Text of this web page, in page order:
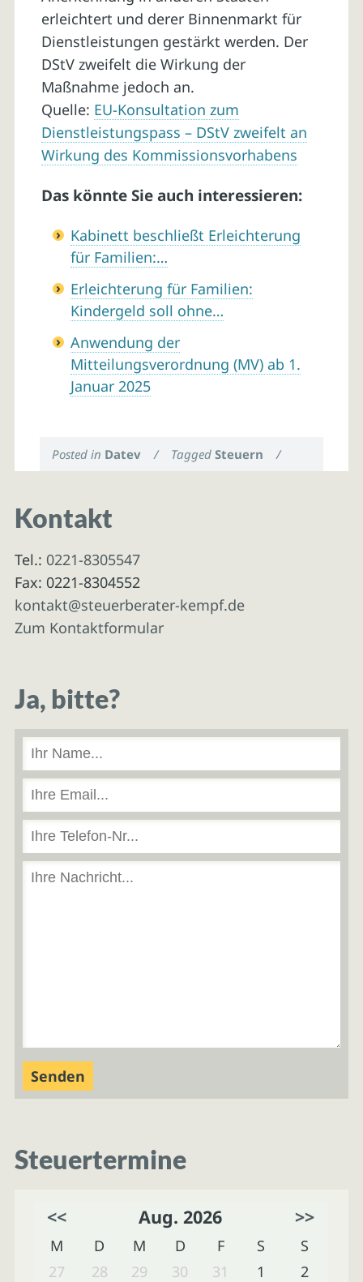
erleichtert und derer Binnenmarkt für
Dienstleistungen gestärkt werden. Der
DStV zweifelt die Wirkung der
Maßnahme jedoch an.
Quelle: EU-Konsultation zum
Dienstleistungspass – DStV zweifelt an
Wirkung des Kommissionsvorhabens
Das könnte Sie auch interessieren:
Kabinett beschließt Erleichterung
für Familien:…
Erleichterung für Familien:
Kindergeld soll ohne…
Anwendung der
Mitteilungsverordnung (MV) ab 1.
Januar 2025
Posted in Datev / TaggedSteuern /
Kontakt
Tel.: 0221-8305547
Fax: 0221-8304552
kontakt@steuerberater-kempf.de
Zum Kontaktformular
Ja, bitte?
Steuertermine
<< Aug. 2026 >>
M D M D F S
S
27
28 29 30 31 1
2